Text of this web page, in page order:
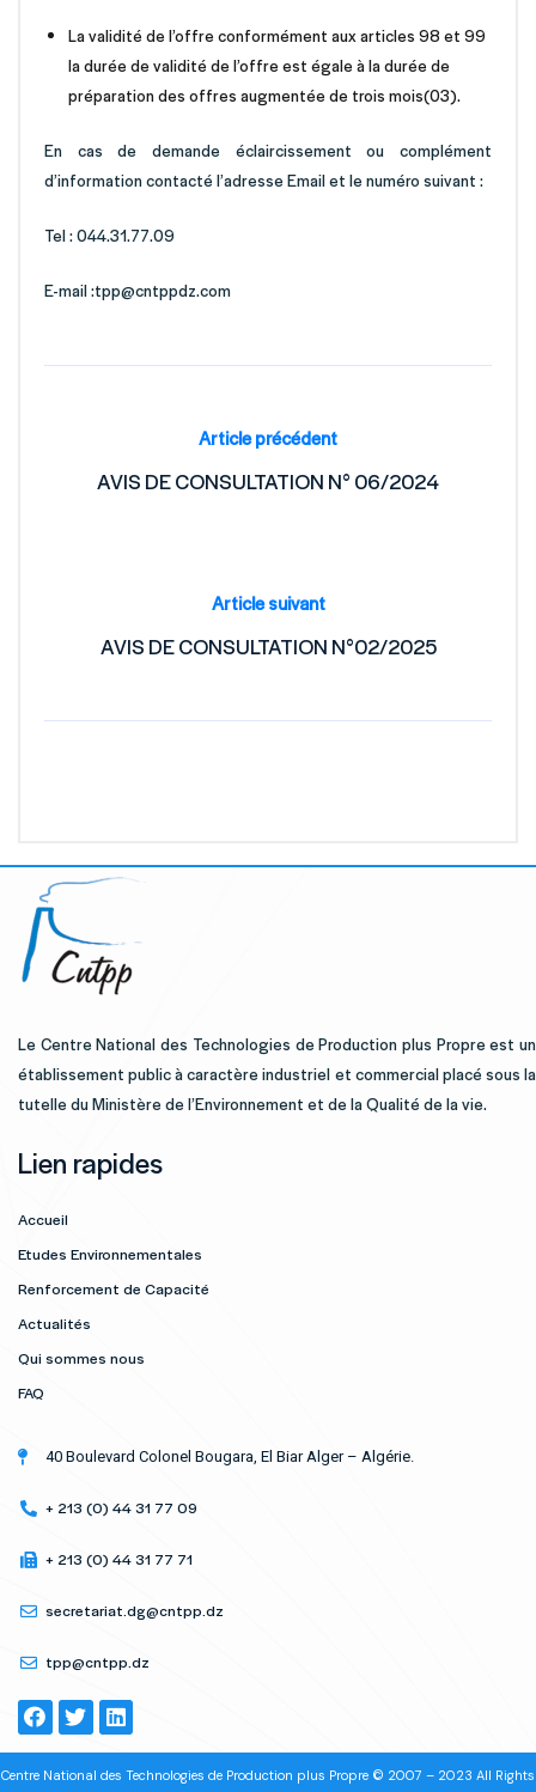
La validité de l’offre conformément aux articles 98 et 99
la durée de validité de l’offre est égale à la durée de
préparation des offres augmentée de trois mois(03).
En cas de demande éclaircissement ou complément
d’information contacté l’adresse Email et le numéro suivant :
Tel : 044.31.77.09
E-mail :tpp@cntppdz.com
Article précédent
AVIS DE CONSULTATION N° 06/2024
Article suivant
AVIS DE CONSULTATION N°02/2025
Le Centre National des Technologies de Production plus Propre est un
établissement public à caractère industriel et commercial placé sous la
tutelle du Ministère de l’Environnement et de la Qualité de la vie.
Lien rapides
Accueil
Etudes Environnementales
Renforcement de Capacité
Actualités
Qui sommes nous
FAQ
40 Boulevard Colonel Bougara, El Biar Alger – Algérie.
+ 213 (0) 44 31 77 09
+ 213 (0) 44 31 77 71
secretariat.dg@cntpp.dz
tpp@cntpp.dz
Centre National des Technologies de Production plus Propre © 2007 – 2023 All Rights